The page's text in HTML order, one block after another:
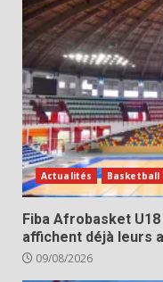
Actualités Basketball
Fiba Afrobasket
affichent déjà leurs
09/08/2026